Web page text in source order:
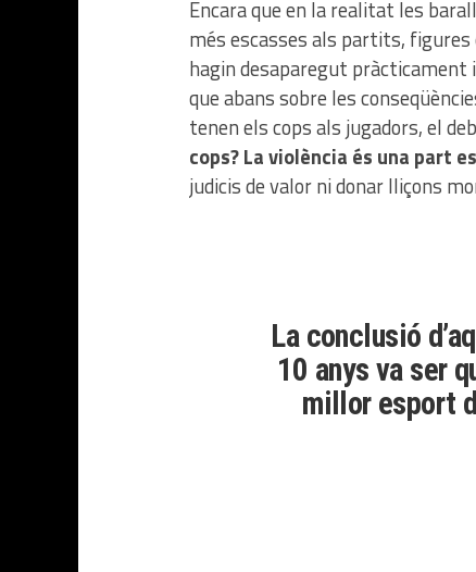
Encara que en la realitat les
més escasses als partits, figures
hagin desaparegut
que abans sobre les
tenen els cops als jugadors, el
cops? La violència és una part
judicis de valor ni donar lliçons
La conclusió
10 anys va ser
millor esport